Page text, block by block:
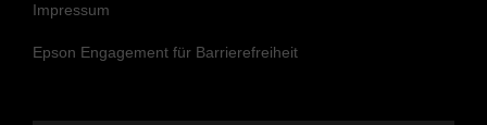
Impressum
Epson Engagement für Barrierefreiheit